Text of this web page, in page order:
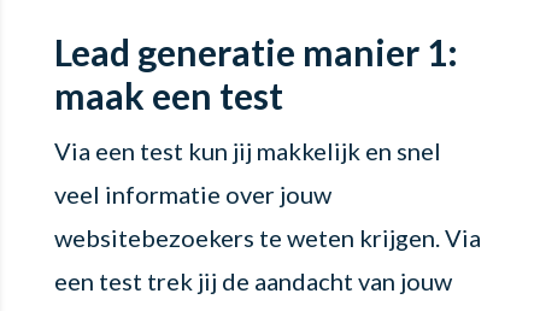
Lead generatie manier 1:
maak een test
Via een test kun jij makkelijk en snel
veel informatie over jouw
websitebezoekers te weten krijgen. Via
een test trek jij de aandacht van jouw